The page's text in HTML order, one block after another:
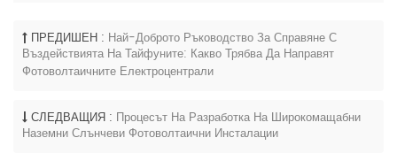
ПРЕДИШЕН : Най-Доброто Ръководство За Справяне С
Въздействията На Тайфуните: Какво Трябва Да Направят
Фотоволтаичните Електроцентрали
СЛЕДВАЩИЯ : Процесът На Разработка На Широкомащабни
Наземни Слънчеви Фотоволтаични Инсталации